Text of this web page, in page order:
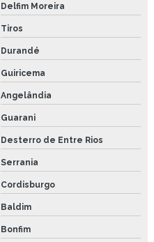
Delfim Moreira
Tiros
Durandé
Guiricema
Angelândia
Guarani
Desterro de Entre Rios
Serrania
Cordisburgo
Baldim
Bonfim